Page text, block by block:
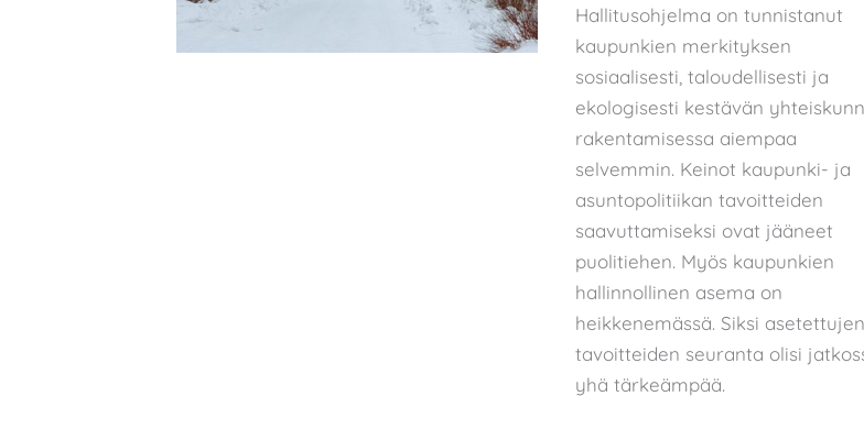
Hallitusohjelma on tunnistanut
kaupunkien merkityksen
sosiaalisesti, taloudellisesti ja
ekologisesti kestävän
rakentamisessa aiempaa
selvemmin. Keinot kaupunki- ja
asuntopolitiikan tavoitteiden
saavuttamiseksi ovat jääneet
puolitiehen. Myös kaupunkien
hallinnollinen asema on
heikkenemässä. Siksi asetettujen
tavoitteiden seuranta olisi
yhä tärkeämpää.